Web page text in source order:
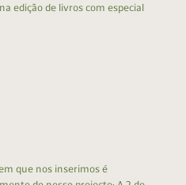
edição de livros com especial
que nos inserimos é